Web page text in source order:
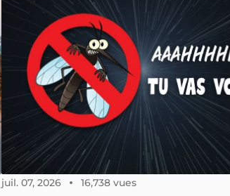
juil. 07, 2026 16,738 vues